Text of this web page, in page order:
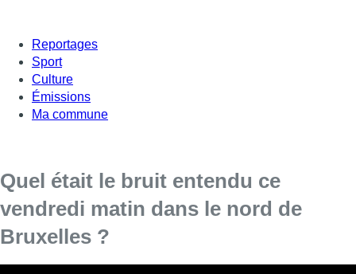
Reportages
Sport
Culture
Émissions
Ma commune
Quel était le bruit entendu ce
vendredi matin dans le nord de
Bruxelles ?